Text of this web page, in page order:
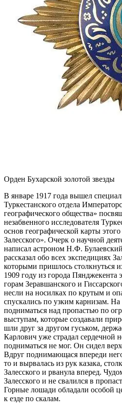
Орден Бухарской золотой звезды
В январе 1917 года вышел
Туркестанского отдела
географического общества»
незабвенного исследователя
основ географической карты
Залесского». Очерк о научной
написал астроном Н.Ф.
рассказал обо всех экспедициях
которыми пришлось столкнуться
1909 году из города Пянджекента
горам Зеравшанского и
несли на носилках по крутым и
спускались по узким карнизам.
подниматься над пропастью по
выступам, которые создавали
шли друг за другом гуськом,
Карлович уже страдал сердечной
подниматься не мог. Он сидел
Вдруг поднимающася впереди
то и вырвалась из рук казака,
Залесского и рванула вперед.
Залесского и не свалился в
Горные лошади обладали особой
к езде по скалам.